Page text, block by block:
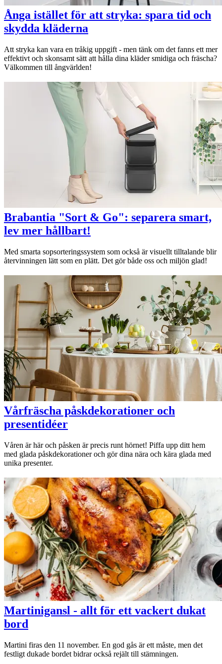
Ånga istället för att stryka: spara tid och
skydda kläderna
Att stryka kan vara en tråkig uppgift - men tänk om det fanns ett mer
effektivt och skonsamt sätt att hålla dina kläder smidiga och fräscha?
Välkommen till ångvärlden!
Brabantia "Sort & Go": separera smart,
lev mer hållbart!
Med smarta sopsorteringssystem som också är visuellt tilltalande blir
återvinningen lätt som en plätt. Det gör både oss och miljön glad!
Vårfräscha påskdekorationer och
presentidéer
Våren är här och påsken är precis runt hörnet! Piffa upp ditt hem
med glada påskdekorationer och gör dina nära och kära glada med
unika presenter.
Martinigansl - allt för ett vackert dukat
bord
Martini firas den 11 november. En god gås är ett måste, men det
festligt dukade bordet bidrar också rejält till stämningen.